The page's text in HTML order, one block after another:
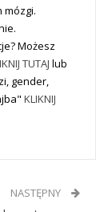
mózgi.
Możesz
TUTAJ lub
gender,
KLIKNIJ
NASTĘPNY